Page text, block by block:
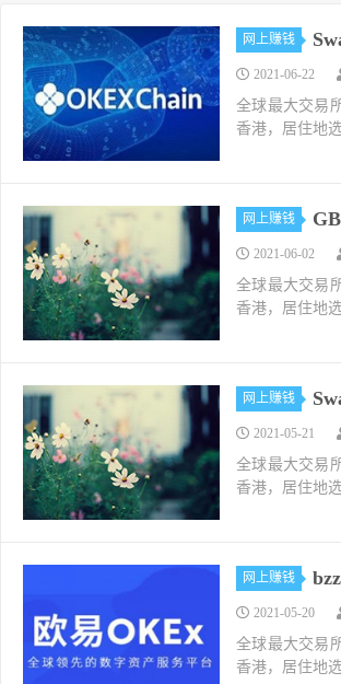
网上赚钱
2021-06-22
全球最大交易
香港，居住地
网上赚钱
2021-06-02
全球最大交易
香港，居住地
网上赚钱
2021-05-21
全球最大交易
香港，居住地
网上赚钱
2021-05-20
全球最大交易
香港，居住地